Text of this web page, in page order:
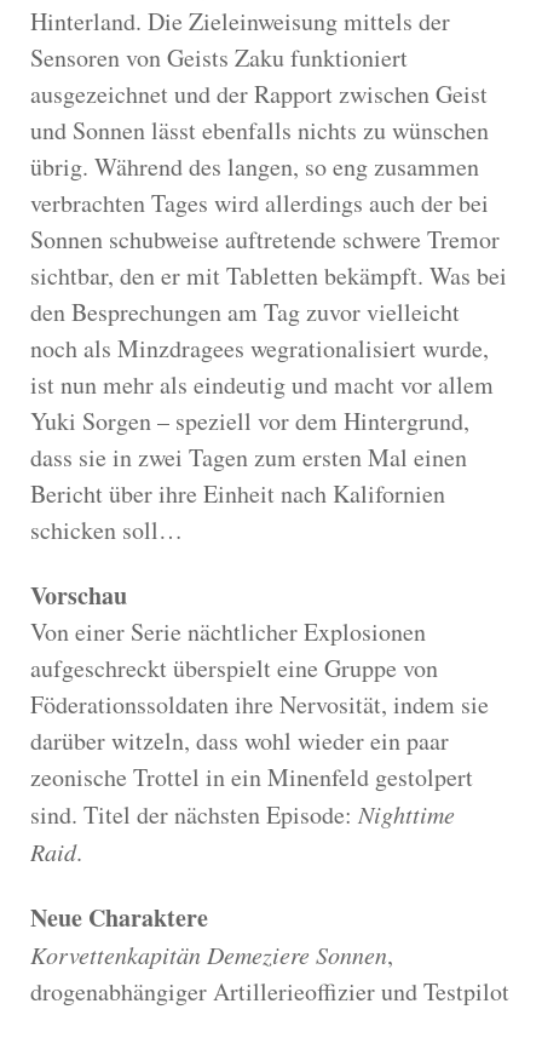
Hinterland. Die Zieleinweisung mittels der
Sensoren von Geists Zaku funktioniert
ausgezeichnet und der Rapport zwischen Geist
und Sonnen lässt ebenfalls nichts zu wünschen
übrig. Während des langen, so eng zusammen
verbrachten Tages wird allerdings auch der bei
Sonnen schubweise auftretende schwere Tremor
sichtbar, den er mit Tabletten bekämpft. Was bei
den Besprechungen am Tag zuvor vielleicht
noch als Minzdragees wegrationalisiert wurde,
ist nun mehr als eindeutig und macht vor allem
Yuki Sorgen – speziell vor dem Hintergrund,
dass sie in zwei Tagen zum ersten Mal einen
Bericht über ihre Einheit nach Kalifornien
schicken soll…
Vorschau
Von einer Serie nächtlicher Explosionen
aufgeschreckt überspielt eine Gruppe von
Föderationssoldaten ihre Nervosität, indem sie
darüber witzeln, dass wohl wieder ein paar
zeonische Trottel in ein Minenfeld gestolpert
sind. Titel der nächsten Episode: Nighttime
Raid.
Neue Charaktere
Korvettenkapitän Demeziere Sonnen,
drogenabhängiger Artillerieoffizier und Testpilot